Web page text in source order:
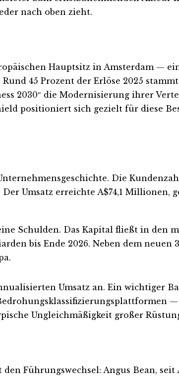
nach oben zieht.
Hauptsitz in Amsterdam —
45 Prozent der Erlöse 2025
2030″ die Modernisierung ihrer
positioniert sich gezielt für diese
Die
Umsatz erreichte A$74,1
Schulden. Das Kapital fließt in
bis Ende 2026. Neben dem
Umsatz an. Ein wichtiger
Ungleichmäßigkeit großer
Führungswechsel: Angus Bean,